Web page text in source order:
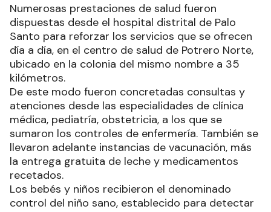
Numerosas prestaciones de salud fueron
dispuestas desde el hospital distrital de Palo
Santo para reforzar los servicios que se ofrecen
día a día, en el centro de salud de Potrero Norte,
ubicado en la colonia del mismo nombre a 35
kilómetros.
De este modo fueron concretadas consultas y
atenciones desde las especialidades de clínica
médica, pediatría, obstetricia, a los que se
sumaron los controles de enfermería. También se
llevaron adelante instancias de vacunación, más
la entrega gratuita de leche y medicamentos
recetados.
Los bebés y niños recibieron el denominado
control del niño sano, establecido para detectar